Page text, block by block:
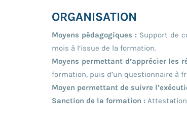
ORGANISATION
Moyens pédagogiques :Support de
mois à l’issue de la formation.
Moyens permettant d’apprécier les
formation, puis d’un questionnaire à
Moyen permettant de suivre
Sanction de la formation :